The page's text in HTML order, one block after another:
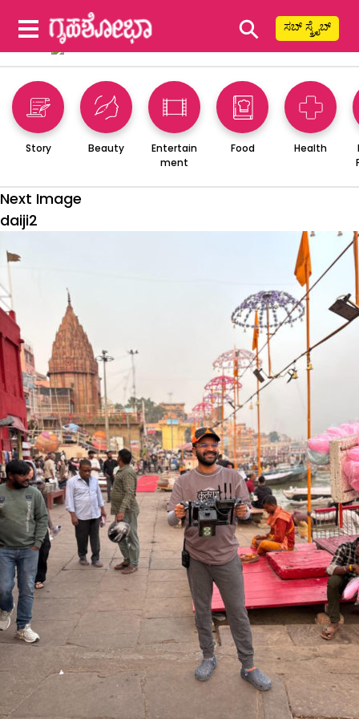
⚲ ಸಬ್ ಸ್ಕ್ರೈಬ್
Story Beauty
Entertain
ment
Food Health
Next Image
daiji2